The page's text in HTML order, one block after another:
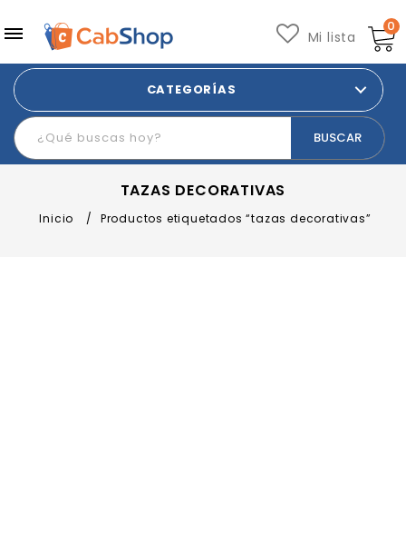
0
Mi lista
CATEGORÍAS
TAZAS DECORATIVAS
Inicio / Productos etiquetados “tazas decorativas”